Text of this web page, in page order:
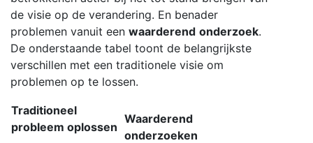
de visie op de verandering. En benader
problemen vanuit een waarderend onderzoek.
De onderstaande tabel toont de belangrijkste
verschillen met een traditionele visie om
problemen op te lossen.
Traditioneel
probleem oplossen
Waarderend
onderzoeken